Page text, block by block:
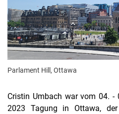
Parlament Hill, Ottawa
Cristin Umbach war vom 04. -
2023 Tagung in Ottawa,